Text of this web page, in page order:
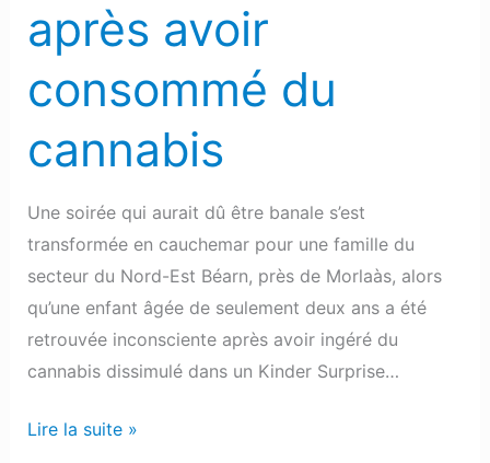
après avoir
consommé du
cannabis
Une soirée qui aurait dû être banale s’est
transformée en cauchemar pour une famille du
secteur du Nord-Est Béarn, près de Morlaàs, alors
qu’une enfant âgée de seulement deux ans a été
retrouvée inconsciente après avoir ingéré du
cannabis dissimulé dans un Kinder Surprise…
Lire la suite »